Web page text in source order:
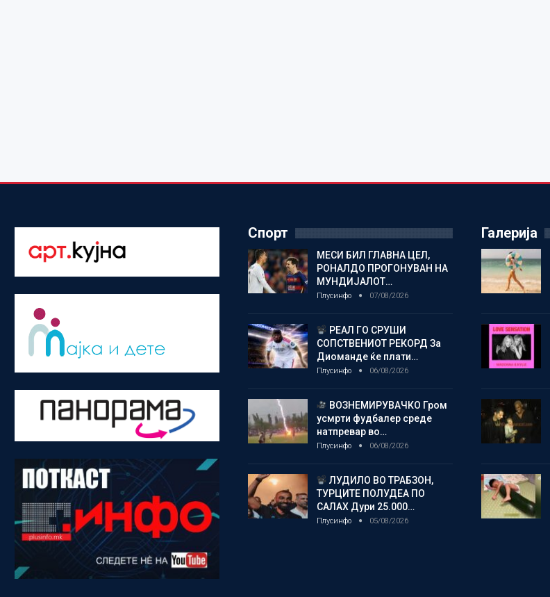
Спорт
МЕСИ БИЛ ГЛАВНА ЦЕЛ,
РОНАЛДО ПРОГОНУВАН НА
МУНДИЈАЛОТ…
Плусинфо 07/08/2026
РЕАЛ ГО СРУШИ
СОПСТВЕНИОТ РЕКОРД За
Диоманде ќе плати…
Плусинфо 06/08/2026
ВОЗНЕМИРУВАЧКО Гром
усмрти фудбалер среде
натпревар во…
Плусинфо 06/08/2026
ЛУДИЛО ВО ТРАБЗОН,
ТУРЦИТЕ ПОЛУДЕА ПО
САЛАХ Дури 25.000…
Плусинфо 05/08/2026
Галерија